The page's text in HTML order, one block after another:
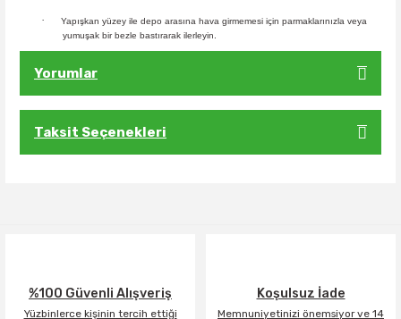
·
Yapışkan yüzey ile depo arasına hava girmemesi için parmaklarınızla veya
yumuşak bir bezle bastırarak ilerleyin.
Yorumlar
Taksit Seçenekleri
%100 Güvenli Alışveriş
Yüzbinlerce kişinin tercih ettiği
Koşulsuz İade
Memnuniyetinizi önemsiyor ve 14